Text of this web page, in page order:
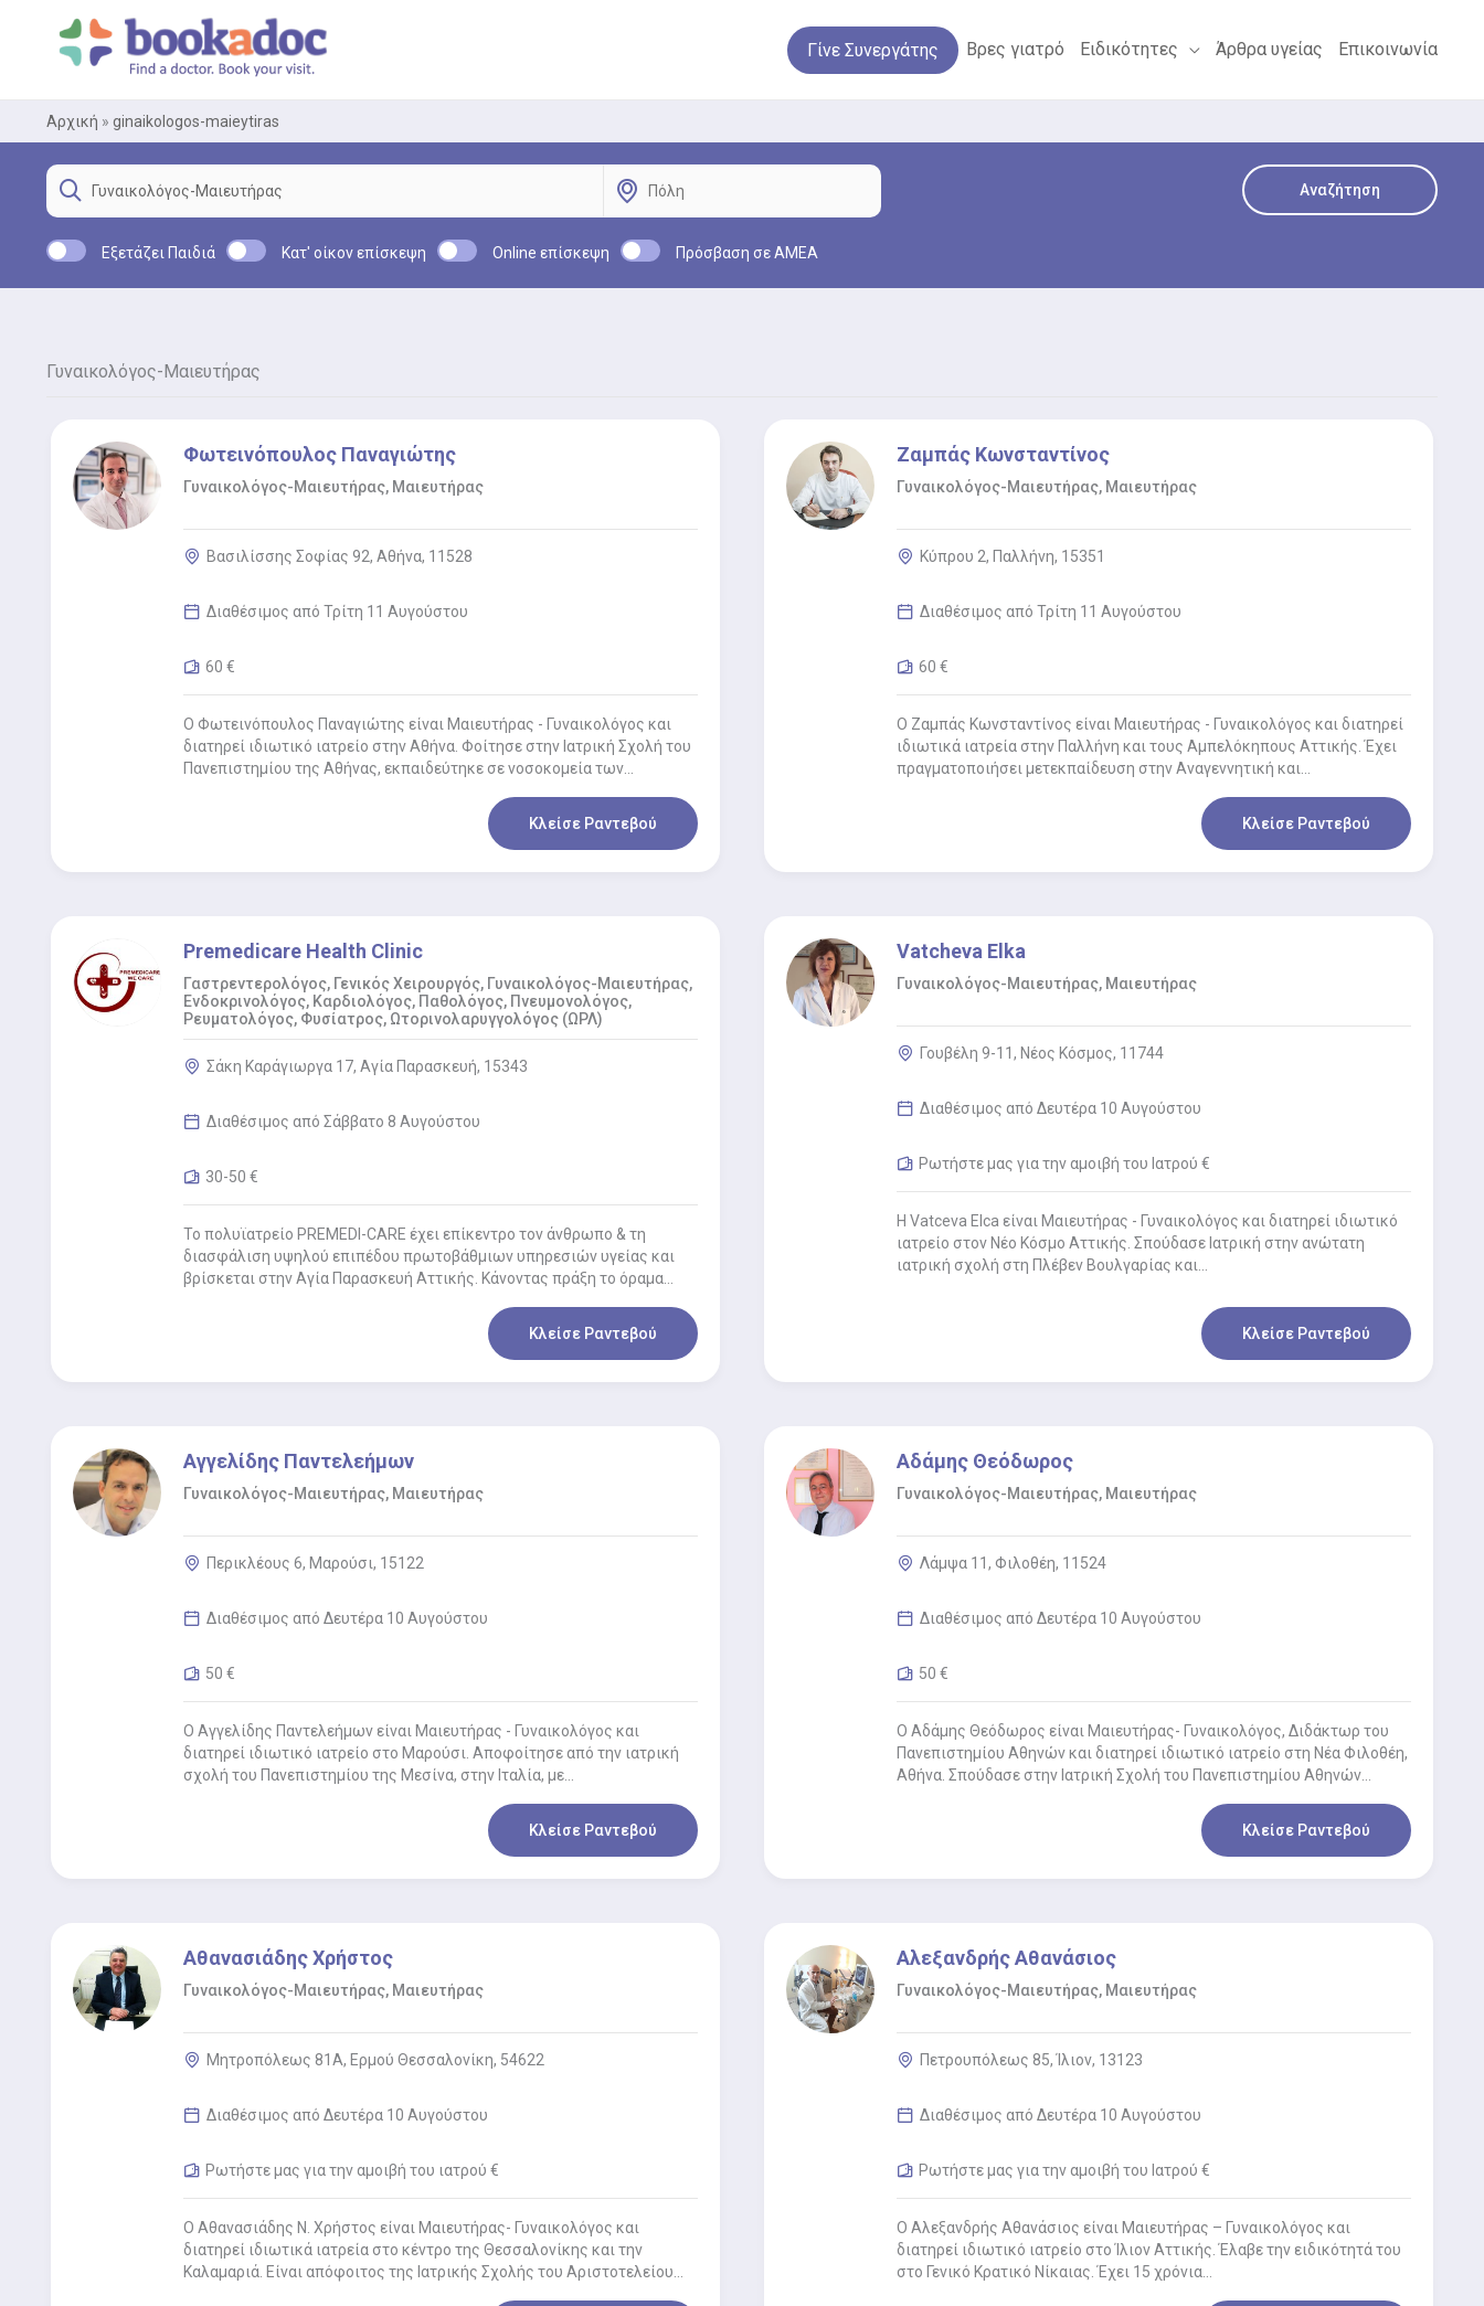
περιεχόμενο
Γίνε Συνεργάτης Βρες γιατρό Ειδικότητες Άρθρα υγείας Επικοινωνία
Αρχική » ginaikologos-maieytiras
Εξετάζει Παιδιά Κατ' οίκον επίσκεψη Online επίσκεψη Πρόσβαση σε ΑΜΕΑ
Αναζήτηση
Γυναικολόγος-Μαιευτήρας
Φωτεινόπουλος Παναγιώτης
Γυναικολόγος-Μαιευτήρας, Μαιευτήρας
Βασιλίσσης Σοφίας 92, Αθήνα, 11528
Διαθέσιμος από Τρίτη 11 Αυγούστου
60 €
Ο Φωτεινόπουλος Παναγιώτης είναι Μαιευτήρας - Γυναικολόγος και
διατηρεί ιδιωτικό ιατρείο στην Αθήνα. Φοίτησε στην Ιατρική Σχολή του
Πανεπιστημίου της Αθήνας, εκπαιδεύτηκε σε νοσοκομεία των…
Κλείσε Ραντεβού
Ζαμπάς Κωνσταντίνος
Γυναικολόγος-Μαιευτήρας, Μαιευτήρας
Κύπρου 2, Παλλήνη, 15351
Διαθέσιμος από Τρίτη 11 Αυγούστου
60 €
Ο Ζαμπάς Κωνσταντίνος είναι Μαιευτήρας - Γυναικολόγος και διατηρεί
ιδιωτικά ιατρεία στην Παλλήνη και τους Αμπελόκηπους Αττικής. Έχει
πραγματοποιήσει μετεκπαίδευση στην Αναγεννητική και
Κλείσε Ραντεβού
Premedicare Health Clinic
Γαστρεντερολόγος, Γενικός Χειρουργός, Γυναικολόγος-Μαιευτήρας,
Ενδοκρινολόγος, Καρδιολόγος, Παθολόγος, Πνευμονολόγος,
Ρευματολόγος, Φυσίατρος, Ωτορινολαρυγγολόγος (ΩΡΛ)
Σάκη Καράγιωργα 17, Αγία Παρασκευή, 15343
Διαθέσιμος από Σάββατο 8 Αυγούστου
30-50 €
Το πολυϊατρείο PREMEDI-CARE έχει επίκεντρο τον άνθρωπο & τη
διασφάλιση υψηλού επιπέδου πρωτοβάθμιων υπηρεσιών υγείας και
βρίσκεται στην Αγία Παρασκευή Αττικής. Κάνοντας πράξη το όραμα…
Κλείσε Ραντεβού
Vatcheva Elka
Γυναικολόγος-Μαιευτήρας, Μαιευτήρας
Γουβέλη 9-11, Νέος Κόσμος, 11744
Διαθέσιμος από Δευτέρα 10 Αυγούστου
Ρωτήστε μας για την αμοιβή του Ιατρού €
Η Vatceva Elca είναι Μαιευτήρας - Γυναικολόγος και διατηρεί ιδιωτικό
ιατρείο στον Νέο Κόσμο Αττικής. Σπούδασε Ιατρική στην ανώτατη
ιατρική σχολή στη Πλέβεν Βουλγαρίας και…
Κλείσε Ραντεβού
Αγγελίδης Παντελεήμων
Γυναικολόγος-Μαιευτήρας, Μαιευτήρας
Περικλέους 6, Μαρούσι, 15122
Διαθέσιμος από Δευτέρα 10 Αυγούστου
50 €
Ο Αγγελίδης Παντελεήμων είναι Μαιευτήρας - Γυναικολόγος και
διατηρεί ιδιωτικό ιατρείο στο Μαρούσι. Αποφοίτησε από την ιατρική
σχολή του Πανεπιστημίου της Μεσίνα, στην Ιταλία, με…
Κλείσε Ραντεβού
Αδάμης Θεόδωρος
Γυναικολόγος-Μαιευτήρας, Μαιευτήρας
Λάμψα 11, Φιλοθέη, 11524
Διαθέσιμος από Δευτέρα 10 Αυγούστου
50 €
Ο Αδάμης Θεόδωρος είναι Μαιευτήρας- Γυναικολόγος, Διδάκτωρ του
Πανεπιστημίου Αθηνών και διατηρεί ιδιωτικό ιατρείο στη Νέα Φιλοθέη,
Αθήνα. Σπούδασε στην Ιατρική Σχολή του Πανεπιστημίου Αθηνών…
Κλείσε Ραντεβού
Αθανασιάδης Χρήστος
Γυναικολόγος-Μαιευτήρας, Μαιευτήρας
Μητροπόλεως 81Α, Ερμού Θεσσαλονίκη, 54622
Διαθέσιμος από Δευτέρα 10 Αυγούστου
Ρωτήστε μας για την αμοιβή του ιατρού €
Ο Αθανασιάδης Ν. Χρήστος είναι Μαιευτήρας- Γυναικολόγος και
διατηρεί ιδιωτικά ιατρεία στο κέντρο της Θεσσαλονίκης και την
Καλαμαριά. Είναι απόφοιτος της Ιατρικής Σχολής του Αριστοτελείου…
Αλεξανδρής Αθανάσιος
Γυναικολόγος-Μαιευτήρας, Μαιευτήρας
Πετρουπόλεως 85, Ίλιον, 13123
Διαθέσιμος από Δευτέρα 10 Αυγούστου
Ρωτήστε μας για την αμοιβή του Ιατρού €
Ο Αλεξανδρής Αθανάσιος είναι Μαιευτήρας – Γυναικολόγος και
διατηρεί ιδιωτικό ιατρείο στο Ίλιον Αττικής. Έλαβε την ειδικότητά του
στο Γενικό Κρατικό Νίκαιας. Έχει 15 χρόνια…